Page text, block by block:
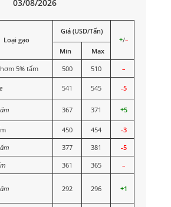
03/08/2026
Loại gạo
Giá (USD/Tấn)
+/–
Min
Max
5% tấm 500 510 –
541 545 -5
367 371 +5
450 454
-3
377 381 -5
361 365 –
292 296 +1